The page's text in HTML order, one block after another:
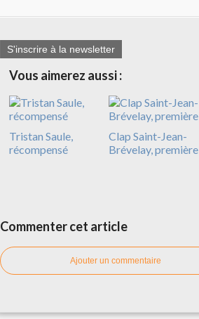
S'inscrire à la newsletter
Vous aimerez aussi :
Tristan Saule,
récompensé
Clap Saint-Jean-
Brévelay, première
Commenter cet article
Ajouter un commentaire